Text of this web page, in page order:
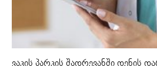
ვაკის პარკის შადრევანში დენის